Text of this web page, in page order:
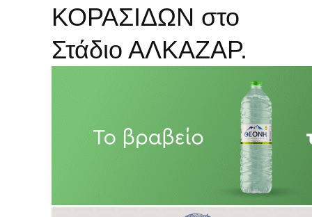
ΚΟΡΑΣΙΔΩΝ στο
Στάδιο ΑΛΚΑΖΑΡ.